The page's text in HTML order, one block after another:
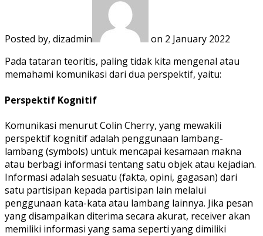
Posted by, dizadmin
on 2 January 2022
Pada tataran teoritis, paling tidak kita mengenal atau
memahami komunikasi dari dua perspektif, yaitu:
Perspektif Kognitif
Komunikasi menurut Colin Cherry, yang mewakili
perspektif kognitif adalah penggunaan lambang-
lambang (symbols) untuk mencapai kesamaan makna
atau berbagi informasi tentang satu objek atau kejadian.
Informasi adalah sesuatu (fakta, opini, gagasan) dari
satu partisipan kepada partisipan lain melalui
penggunaan kata-kata atau lambang lainnya. Jika pesan
yang disampaikan diterima secara akurat, receiver akan
memiliki informasi yang sama seperti yang dimiliki